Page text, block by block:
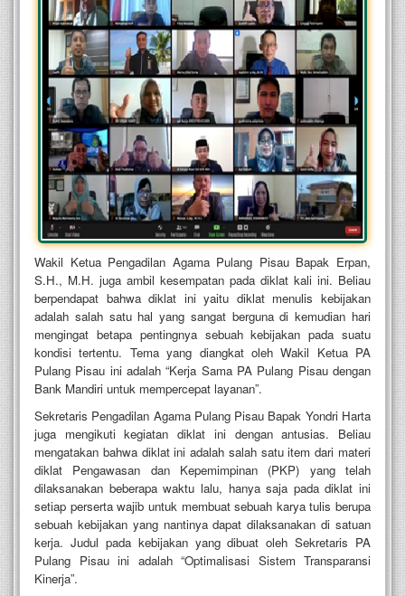
Wakil Ketua Pengadilan Agama Pulang Pisau Bapak Erpan,
S.H., M.H. juga ambil kesempatan pada diklat kali ini. Beliau
berpendapat bahwa diklat ini yaitu diklat menulis kebijakan
adalah salah satu hal yang sangat berguna di kemudian hari
mengingat betapa pentingnya sebuah kebijakan pada suatu
kondisi tertentu. Tema yang diangkat oleh Wakil Ketua PA
Pulang Pisau ini adalah “Kerja Sama PA Pulang Pisau dengan
Bank Mandiri untuk mempercepat layanan”.
Sekretaris Pengadilan Agama Pulang Pisau Bapak Yondri Harta
juga mengikuti kegiatan diklat ini dengan antusias. Beliau
mengatakan bahwa diklat ini adalah salah satu item dari materi
diklat Pengawasan dan Kepemimpinan (PKP) yang telah
dilaksanakan beberapa waktu lalu, hanya saja pada diklat ini
setiap perserta wajib untuk membuat sebuah karya tulis berupa
sebuah kebijakan yang nantinya dapat dilaksanakan di satuan
kerja. Judul pada kebijakan yang dibuat oleh Sekretaris PA
Pulang Pisau ini adalah “Optimalisasi Sistem Transparansi
Kinerja”.